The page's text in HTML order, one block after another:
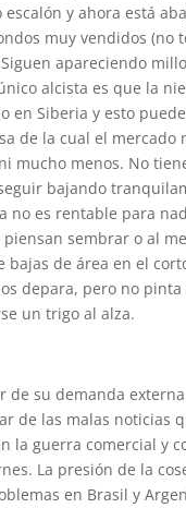
y ahora está
muy vendidos (no
apareciendo
alcista es que la
en Siberia y esto
de la cual el mercado
mucho menos. No
bajando
no es rentable para
sembrar o al
bajas de área en el
depara, pero no pinta
un trigo al alza.
de su demanda
de las malas noticias
la guerra comercial y
La presión de la
en Brasil y